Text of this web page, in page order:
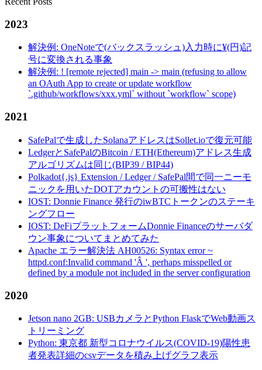
2023
解決例: OneNoteで(バックスラッシュ)入力時に¥(円)記
号に変換される事象
解決例: ! [remote rejected] main -> main (refusing to allow
an OAuth App to create or update workflow
`.github/workflows/xxx.yml` without `workflow` scope)
2021
SafePalで生成したSolanaアドレスはSollet.ioで復元可能
LedgerとSafePalのBitcoin / ETH(Ethereum)アドレス生成
アルゴリズムは同じ(BIP39 / BIP44)
Polkadot{.js} Extension / Ledger / SafePal間で同一ニーモ
ニックを用いたDOTアカウントの可搬性はない
IOST: Donnie Finance 発行のiwBTCトークンのステーキ
ングフロー
IOST: DeFiプラットフォームDonnie Financeのサーバダ
ウン事象についてまとめてみた
Apache エラー解決法 AH00526: Syntax error ~
httpd.conf:Invalid command 'Â ', perhaps misspelled or
defined by a module not included in the server configuration
2020
Jetson nano 2GB: USBカメラとPython FlaskでWeb動画ス
トリーミング
Python: 東京都 新型コロナウイルス(COVID-19)陽性患
者発表詳細のcsvデータを積み上げグラフ表示